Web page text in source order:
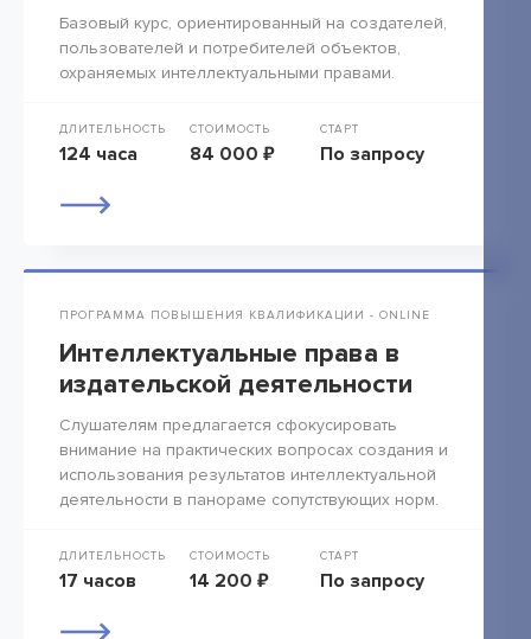
Базовый курс, ориентированный на создателей,
пользователей и потребителей объектов,
охраняемых интеллектуальными правами.
ДЛИТЕЛЬНОСТЬ
124 часа
СТОИМОСТЬ
84 000 ₽
СТАРТ
По запросу
ПРОГРАММА ПОВЫШЕНИЯ КВАЛИФИКАЦИИ - ONLINE
Интеллектуальные права в
издательской деятельности
Слушателям предлагается сфокусировать
внимание на практических вопросах создания и
использования результатов интеллектуальной
деятельности в панораме сопутствующих норм.
ДЛИТЕЛЬНОСТЬ
17 часов
СТОИМОСТЬ
14 200 ₽
СТАРТ
По запросу